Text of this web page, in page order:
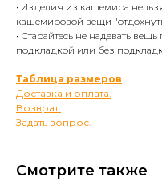
• Изделия из кашемира
кашемировой вещи
• Старайтесь не надевать
подкладкой или без
Таблица размеров.
Доставка и оплата.
Возврат.
Задать вопрос.
Смотрите также